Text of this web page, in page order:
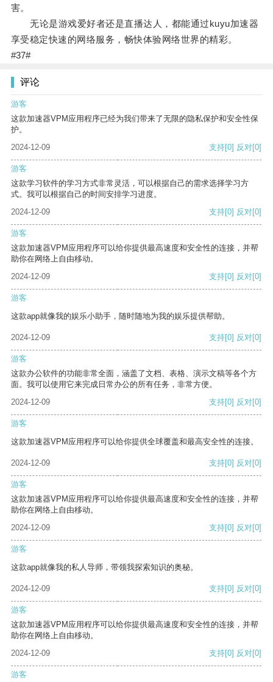
害。
无论是游戏爱好者还是直播达人，都能通过kuyu加速器
享受稳定快速的网络服务，畅快体验网络世界的精彩。
#37#
评论
游客
这款加速器VPM应用程序已经为我们带来了无限的隐私保护和安全性保
护。
2024-12-09
支持[0] 反对[0]
游客
这款学习软件的学习方式非常灵活，可以根据自己的需求选择学习方
式。我可以根据自己的时间安排学习进度。
2024-12-09
支持[0] 反对[0]
游客
这款加速器VPM应用程序可以给你提供最高速度和安全性的连接，并帮
助你在网络上自由移动。
2024-12-09
支持[0] 反对[0]
游客
这款app就像我的娱乐小助手，随时随地为我的娱乐提供帮助。
2024-12-09 支持[0] 反对[0]
游客
这款办公软件的功能非常全面，涵盖了文档、表格、演示文稿等各个方
面。我可以使用它来完成日常办公的所有任务，非常方便。
2024-12-09
支持[0] 反对[0]
游客
这款加速器VPM应用程序可以给你提供全球覆盖和最高安全性的连接。
2024-12-09 支持[0] 反对[0]
游客
这款加速器VPM应用程序可以给你提供最高速度和安全性的连接，并帮
助你在网络上自由移动。
2024-12-09
支持[0] 反对[0]
游客
这款app就像我的私人导师，带领我探索知识的奥秘。
2024-12-09 支持[0] 反对[0]
游客
这款加速器VPM应用程序可以给你提供最高速度和安全性的连接，并帮
助你在网络上自由移动。
2024-12-09
支持[0] 反对[0]
游客